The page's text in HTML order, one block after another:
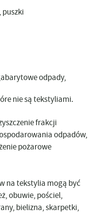
,puszki
odpady,
nie są tekstyliami.
frakcji
odpadów,
pożarowe
na tekstylia mogą być
obuwie, pościel,
bielizna, skarpetki,